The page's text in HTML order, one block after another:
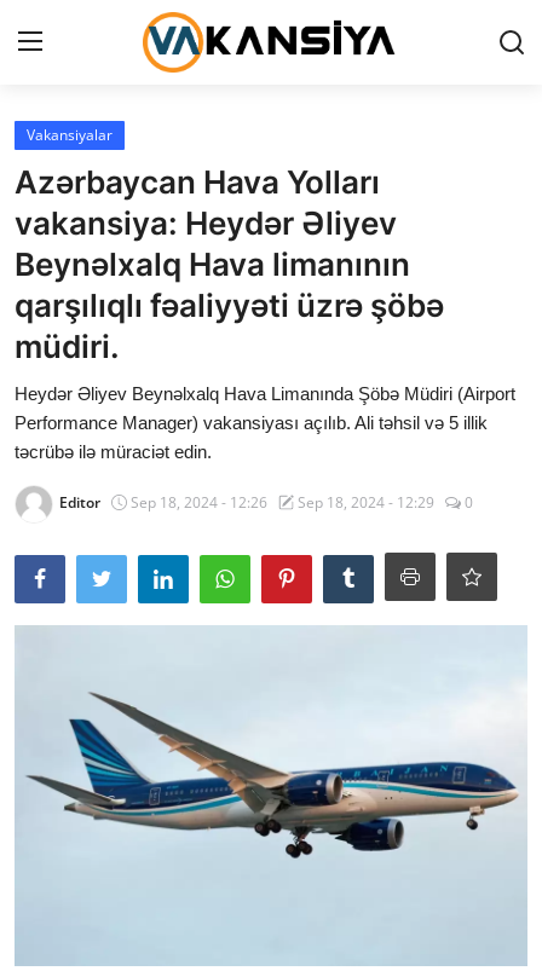
Login
Ana səhifə
Vakansiyalar
Maliyyə
Əlaqə
Xəbərlər
Vakansiyalar
Azərbaycan Hava Yolları
vakansiya: Heydər Əliyev
Beynəlxalq Hava limanının
qarşılıqlı fəaliyyəti üzrə şöbə
müdiri.
Heydər Əliyev Beynəlxalq Hava Limanında Şöbə Müdiri (Airport
Performance Manager) vakansiyası açılıb. Ali təhsil və 5 illik
təcrübə ilə müraciət edin.
Editor Sep 18, 2024 - 12:26 Sep 18, 2024 - 12:29 0